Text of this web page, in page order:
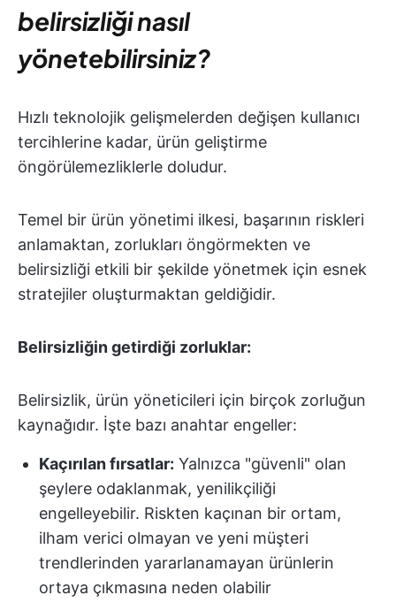
belirsizliği nasıl
yönetebilirsiniz?
Hızlı teknolojik gelişmelerden değişen kullanıcı
tercihlerine kadar, ürün geliştirme
öngörülemezliklerle doludur.
Temel bir ürün yönetimi ilkesi, başarının riskleri
anlamaktan, zorlukları öngörmekten ve
belirsizliği etkili bir şekilde yönetmek için esnek
stratejiler oluşturmaktan geldiğidir.
Belirsizliğin getirdiği zorluklar:
Belirsizlik, ürün yöneticileri için birçok zorluğun
kaynağıdır. İşte bazı anahtar engeller:
Kaçırılan fırsatlar: Yalnızca "güvenli" olan
şeylere odaklanmak, yenilikçiliği
engelleyebilir. Riskten kaçınan bir ortam,
ilham verici olmayan ve yeni müşteri
trendlerinden yararlanamayan ürünlerin
ortaya çıkmasına neden olabilir